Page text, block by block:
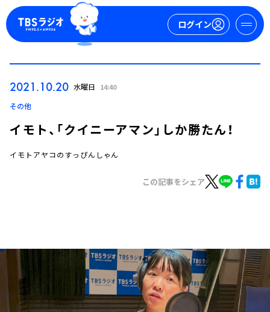
ログイン
トピックス
TBS Podcast
イベント・グッズ
YouTube
2021.10.20 水曜日 14:40
その他
イモト、「クイニーアマン」しか勝たん！
イモトアヤコのすっぴんしゃん
この記事をシェア